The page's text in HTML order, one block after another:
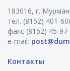
183016, г.
тел. (8152) 401-
факс (8152) 45-
e-mail:
Контакты